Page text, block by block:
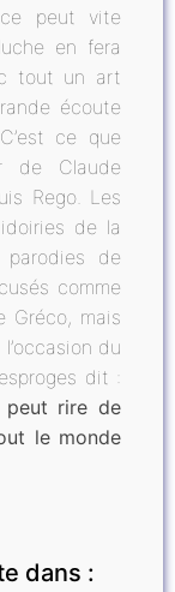
peut vite
en fera
tout un art
écoute
ce que
de Claude
Rego. Les
de la
de
comme
Gréco, mais
du
dit :
peut rire de
le monde
dans :